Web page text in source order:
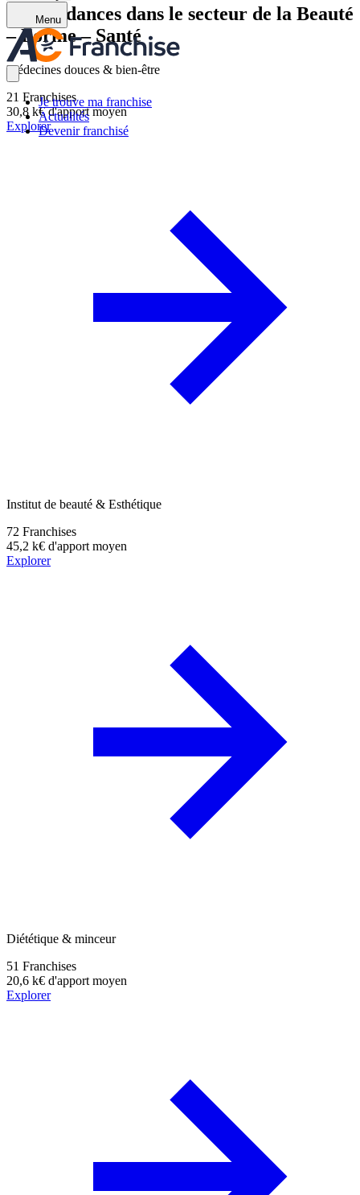
Menu
Je trouve ma franchise
Actualités
Devenir franchisé
Les tendances dans le secteur de la Beauté
– Forme – Santé
Médecines douces & bien-être
21 Franchises
30,8 k€d'apport moyen
Explorer
Institut de beauté & Esthétique
72 Franchises
45,2 k€ d'apport moyen
Explorer
Diététique & minceur
51 Franchises
20,6 k€ d'apport moyen
Explorer